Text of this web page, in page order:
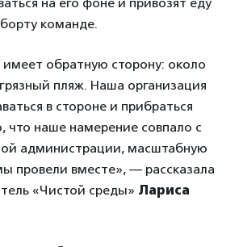
команде.
имеет обратную сторону: около
пляж. Наша организация
в стороне и прибраться
что наше намерение совпало с
администрации, масштабную
провели вместе», — рассказала
«Чистой среды» Лариса